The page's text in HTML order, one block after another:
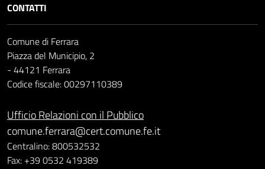
CONTATTI
Comune di Ferrara
Piazza del Municipio, 2
- 44121 Ferrara
Codice fiscale: 00297110389
Ufficio Relazioni con il Pubblico
comune.ferrara@cert.comune.fe.it
Centralino: 800532532
Fax: +39 0532 419389